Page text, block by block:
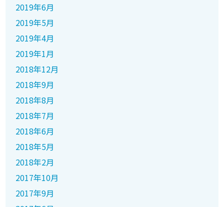
2019年6月
2019年5月
2019年4月
2019年1月
2018年12月
2018年9月
2018年8月
2018年7月
2018年6月
2018年5月
2018年2月
2017年10月
2017年9月